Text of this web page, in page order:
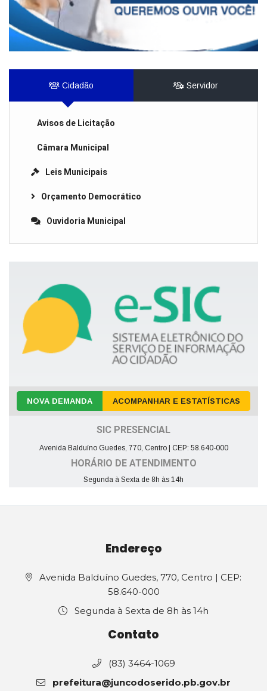
Cidadão Servidor
Avisos de Licitação
Câmara Municipal
Leis Municipais
Orçamento Democrático
Ouvidoria Municipal
NOVA DEMANDA ACOMPANHAR E ESTATÍSTICAS
SIC PRESENCIAL
Avenida Balduíno Guedes, 770, Centro | CEP: 58.640-000
HORÁRIO DE ATENDIMENTO
Segunda à Sexta de 8h às 14h
Endereço
Avenida Balduíno Guedes, 770, Centro | CEP:
58.640-000
Segunda à Sexta de 8h às 14h
Contato
(83) 3464-1069
prefeitura@juncodoserido.pb.gov.br